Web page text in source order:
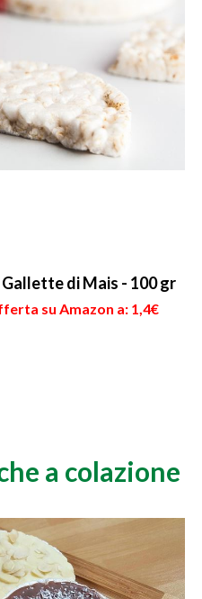
di Mais - 100 gr
su Amazon a: 1,4€
a colazione